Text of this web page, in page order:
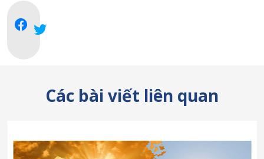
Các bài viết liên quan